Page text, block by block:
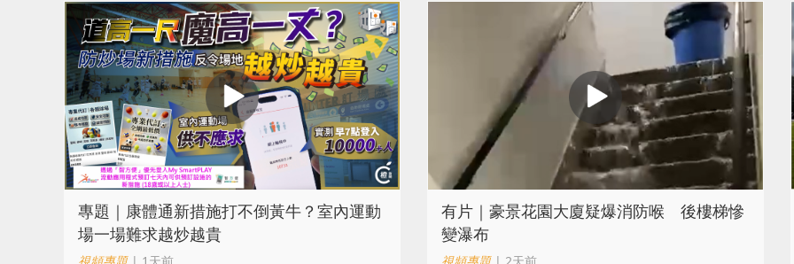
專題｜康體通新措施打不倒黃牛？室內運動
場一場難求越炒越貴
有片｜豪景花園大廈疑爆消防喉 後樓梯慘
變瀑布